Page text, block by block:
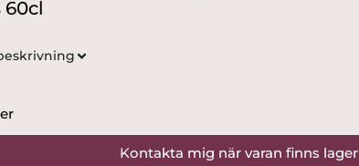
60cl
Kontakta mig när varan finns lager